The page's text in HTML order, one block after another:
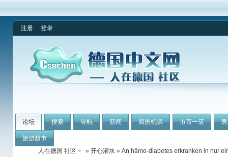
注册 登录
论坛 搜索 导航 新闻 回国机票 市百一店
旅游超市
人在德国 社区
» 开心灌水 » An hämo-diabetes erkranken in nur